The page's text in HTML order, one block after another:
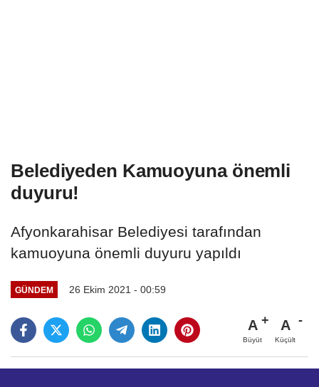
Belediyeden Kamuoyuna önemli
duyuru!
Afyonkarahisar Belediyesi tarafından
kamuoyuna önemli duyuru yapıldı
GÜNDEM 26 Ekim 2021 - 00:59
A
Büyüt
A
Küçült